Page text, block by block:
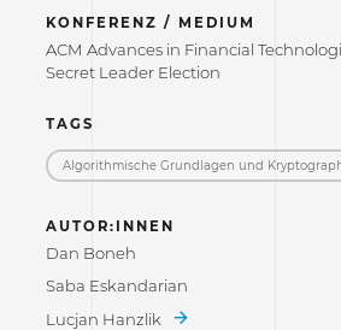
KONFERENZ / MEDIUM
ACM Advances in Financial
Secret Leader Election
TAGS
Algorithmische Grundlagen und
AUTOR:INNEN
Dan Boneh
Saba Eskandarian
Lucjan Hanzlik